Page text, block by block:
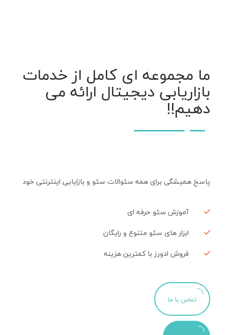
ما مجموعه ای کامل از خدمات
بازاریابی دیجیتال ارائه می
دهیم!!
پاسخ همیشگی برای همه سئوالات سئو و بازایابی اینترنتی خود
آموزش سئو حرفه ای
ابزار های سئو متنوع و رایگان
فروش ادورز با کمترین هزینه
تماس با ما